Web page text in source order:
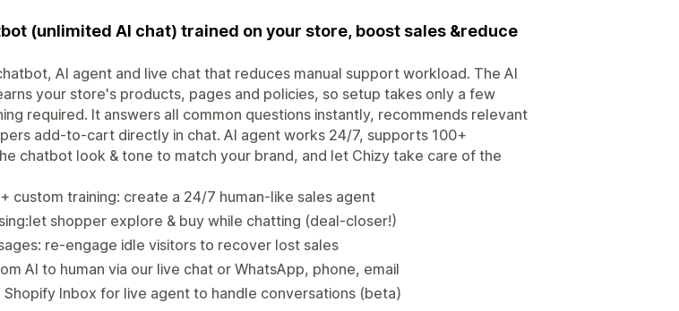
(unlimited AI chat) trained on your store, boost sales &reduce
AI agent and live chat that reduces manual support workload. The AI
your store's products, pages and policies, so setup takes only a few
required. It answers all common questions instantly, recommends relevant
add-to-cart directly in chat. AI agent works 24/7, supports 100+
chatbot look & tone to match your brand, and let Chizy take care of the
custom training: create a 24/7 human-like sales agent
shopper explore & buy while chatting (deal-closer!)
re-engage idle visitors to recover lost sales
AI to human via our live chat or WhatsApp, phone, email
Inbox for live agent to handle conversations (beta)